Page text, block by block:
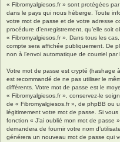
« Fibromyalgiesos.fr » sont protégées
dans le pays qui nous héberge. Toute
votre mot de passe et de votre adresse
procédure d’enregistrement, qu’elle soit
« Fibromyalgiesos.fr ». Dans tous les
compte sera affichée publiquement. De
non à l’envoi automatique de courriel par
Votre mot de passe est crypté (hashage
est recommandé de ne pas utiliser le
différents. Votre mot de passe est le
« Fibromyalgiesos.fr », conservez-le
de « Fibromyalgiesos.fr », de phpBB ou
légitimement votre mot de passe. Si
fonction « J’ai oublié mon mot de passe
demandera de fournir votre nom
générera un nouveau mot de passe qui